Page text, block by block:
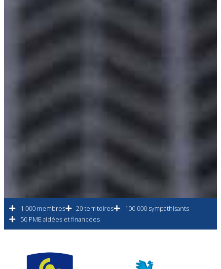
1 000 membres 20 territoires
100 000 sympathisants
50 PME aidées et financées